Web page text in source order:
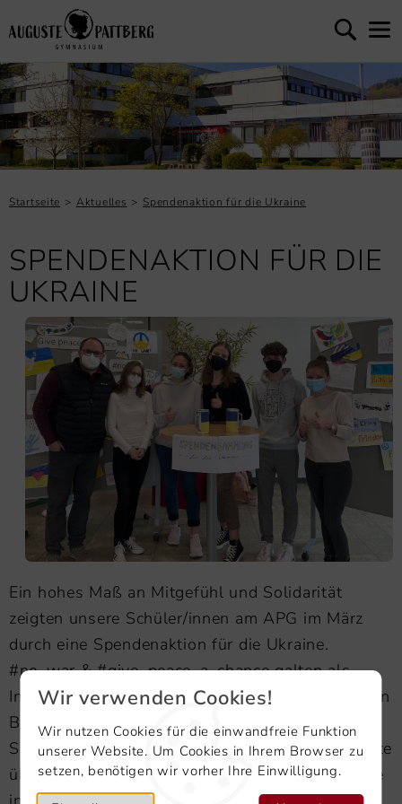
Wir verwenden Cookies!
Wir nutzen Cookies für die einwandfreie Funktion
unserer Website. Um Cookies in Ihrem Browser zu
setzen, benötigen wir vorher Ihre Einwilligung.
Startseite Aktuelles Spendenaktion für die Ukraine
SPENDENAKTION FÜR DIE
UKRAINE
Ein hohes Maß an Mitgefühl und Solidarität
zeigten unsere Schüler/innen am APG im März
durch eine Spendenaktion für die Ukraine.
#no_war & #give_peace_a_chance galten als
Initiative, Stellwände in der alten Aula mit bunten
Bildern zum Thema Frieden zu füllen und
Spendengelder zu sammeln. Die SMV kontaktierte
über das Rote Kreuz eine ukrainische Familie, die